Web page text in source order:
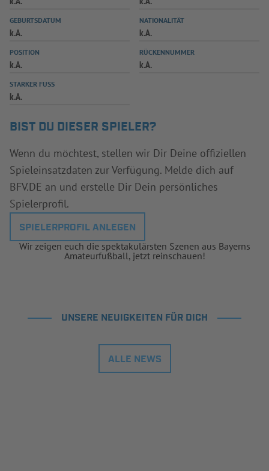
SPIELPLUS
GEBURTSDATUM
k.A.
NATIONALITÄT
k.A.
POSITION
k.A.
RÜCKENNUMMER
k.A.
STARKER FUSS
k.A.
BIST DU DIESER SPIELER?
Wenn du möchtest, stellen wir Dir Deine offiziellen
Spieleinsatzdaten zur Verfügung. Melde dich auf
BFV.DE an und erstelle Dir Dein persönliches
Spielerprofil.
SPIELERPROFIL ANLEGEN
Wir zeigen euch die spektakulärsten Szenen aus Bayerns
Amateurfußball, jetzt reinschauen!
UNSERE NEUIGKEITEN FÜR DICH
ALLE NEWS